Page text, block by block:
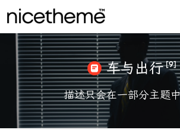
车与出行 [9]
描述只会在一部分主题